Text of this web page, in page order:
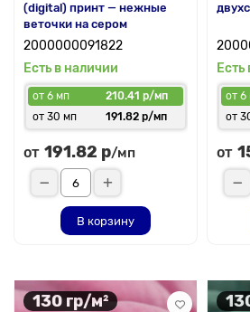
(digital) принт — нежные
веточки на сером
2000000091822
Есть в наличии
от 6 мп
210.41 р/мп
от 30 мп
191.82 р/мп
от 191.82 р/мп
В корзину
от 6
от
от
130 гр/м²